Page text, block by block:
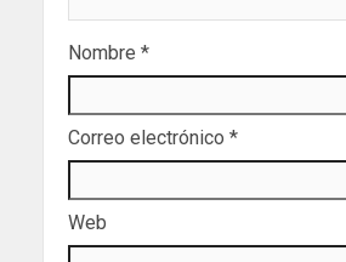
Nombre *
Correo electrónico *
Web